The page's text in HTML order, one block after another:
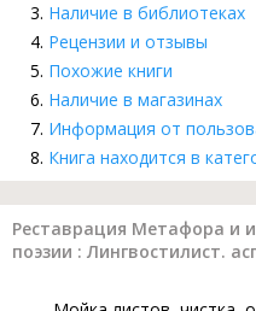
Наличие в библиотеках
Рецензии и отзывы
Похожие книги
Наличие в магазинах
Информация от
Книга находится в
Реставрация Метафора и
поэзии : Лингвостилист.